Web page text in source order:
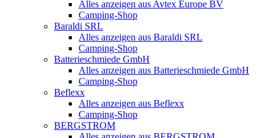
Alles anzeigen aus Avtex Europe BV
Camping-Shop
Baraldi SRL
Alles anzeigen aus Baraldi SRL
Camping-Shop
Batterieschmiede GmbH
Alles anzeigen aus Batterieschmiede GmbH
Camping-Shop
Beflexx
Alles anzeigen aus Beflexx
Camping-Shop
BERGSTROM